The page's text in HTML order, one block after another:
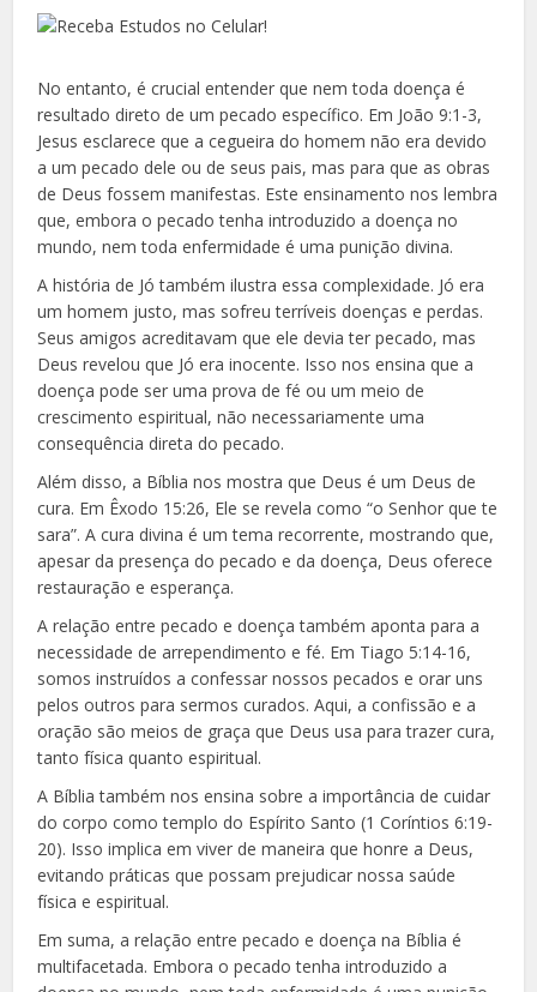
No entanto, é crucial entender que nem toda doença é
resultado direto de um pecado específico. Em João 9:1-3,
Jesus esclarece que a cegueira do homem não era devido
a um pecado dele ou de seus pais, mas para que as obras
de Deus fossem manifestas. Este ensinamento nos lembra
que, embora o pecado tenha introduzido a doença no
mundo, nem toda enfermidade é uma punição divina.
A história de Jó também ilustra essa complexidade. Jó era
um homem justo, mas sofreu terríveis doenças e perdas.
Seus amigos acreditavam que ele devia ter pecado, mas
Deus revelou que Jó era inocente. Isso nos ensina que a
doença pode ser uma prova de fé ou um meio de
crescimento espiritual, não necessariamente uma
consequência direta do pecado.
Além disso, a Bíblia nos mostra que Deus é um Deus de
cura. Em Êxodo 15:26, Ele se revela como “o Senhor que te
sara”. A cura divina é um tema recorrente, mostrando que,
apesar da presença do pecado e da doença, Deus oferece
restauração e esperança.
A relação entre pecado e doença também aponta para a
necessidade de arrependimento e fé. Em Tiago 5:14-16,
somos instruídos a confessar nossos pecados e orar uns
pelos outros para sermos curados. Aqui, a confissão e a
oração são meios de graça que Deus usa para trazer cura,
tanto física quanto espiritual.
A Bíblia também nos ensina sobre a importância de cuidar
do corpo como templo do Espírito Santo (1 Coríntios 6:19-
20). Isso implica em viver de maneira que honre a Deus,
evitando práticas que possam prejudicar nossa saúde
física e espiritual.
Em suma, a relação entre pecado e doença na Bíblia é
multifacetada. Embora o pecado tenha introduzido a